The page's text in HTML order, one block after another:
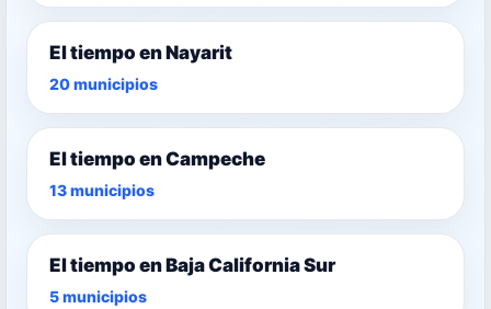
El tiempo en Nayarit
20 municipios
El tiempo en Campeche
13 municipios
El tiempo en Baja California Sur
5 municipios